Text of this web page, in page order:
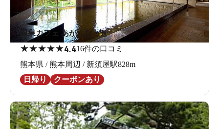
温泉カフェ あがんなっせ
★★★★★4.416件の口コミ
熊本県 / 熊本周辺 / 新須屋駅828m
日帰り
クーポンあり